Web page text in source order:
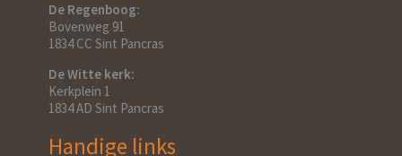
De Regenboog:
Bovenweg 91
1834 CC Sint Pancras
De Witte kerk:
Kerkplein 1
1834 AD Sint Pancras
Handige links